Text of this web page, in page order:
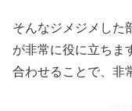
そんなジメジメした
が非常に役に立ちま
合わせることで、非